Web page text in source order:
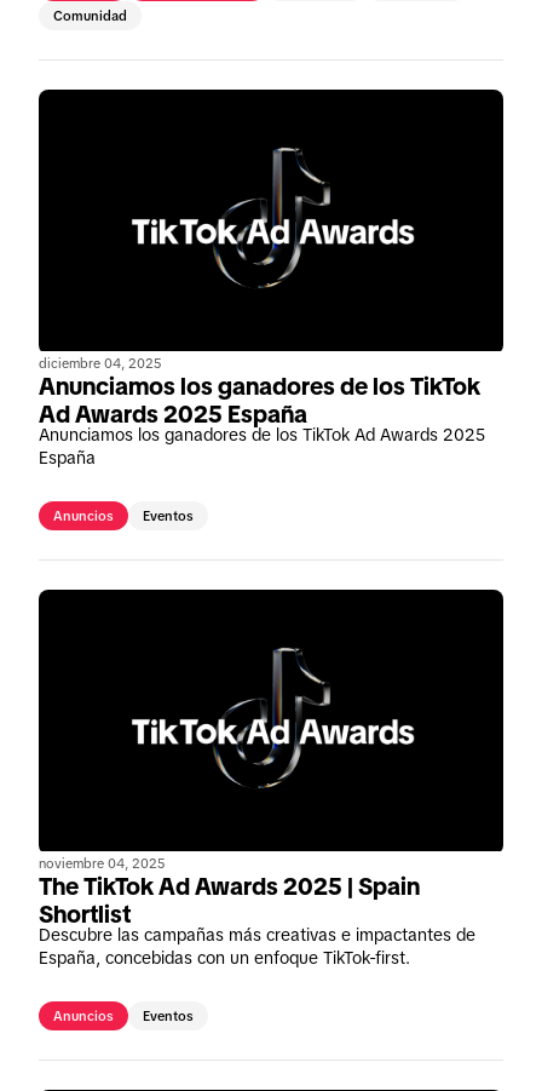
Comunidad
diciembre 04, 2025
Anunciamos los ganadores de los TikTok
Ad Awards 2025 España
Anunciamos los ganadores de los TikTok Ad Awards 2025
España
Anuncios Eventos
noviembre 04, 2025
The TikTok Ad Awards 2025 | Spain
Shortlist
Descubre las campañas más creativas e impactantes de
España, concebidas con un enfoque TikTok-first.
Anuncios Eventos